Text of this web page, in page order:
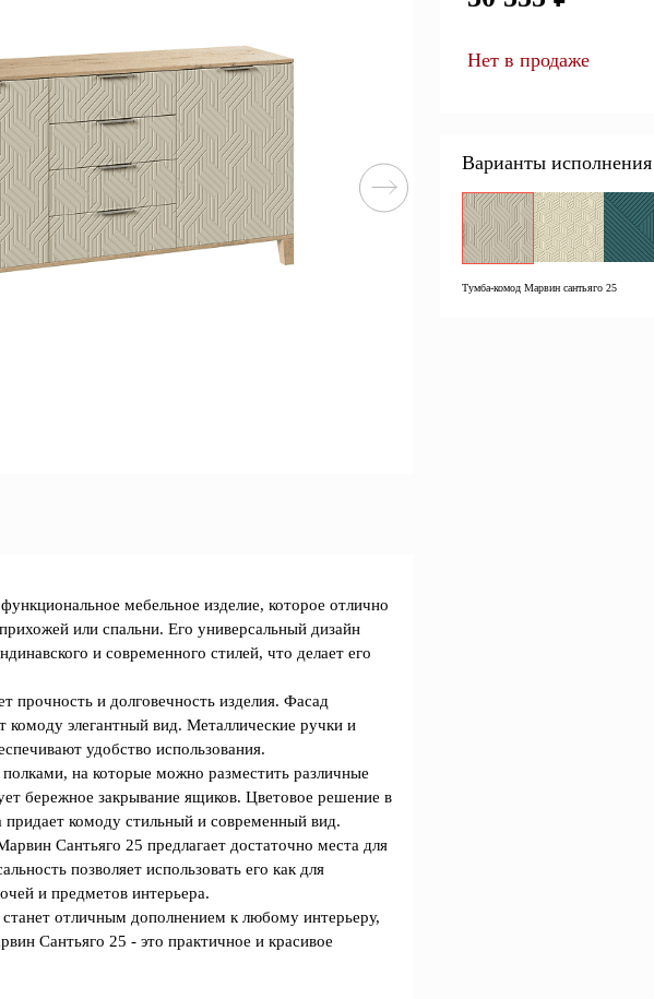
категории
Комплекты прихожих
Письменные столы Двуспальные кровати
Шкафы-витрины Узкие комоды
Трехстворчатые
Обувные тумбы
мебельное изделие, которое отлично
или спальни. Его универсальный дизайн
и современного стилей, что делает его
и долговечность изделия. Фасад
элегантный вид. Металлические ручки и
удобство использования.
на которые можно разместить различные
бережное закрывание ящиков. Цветовое решение в
придает комоду стильный и современный вид.
Сантьяго 25 предлагает достаточно места для
позволяет использовать его как для
и предметов интерьера.
отличным дополнением к любому интерьеру,
Сантьяго 25 - это практичное и красивое
Нет в продаже
Варианты исполнения
Тумба-комод Марвин сантьяго 25